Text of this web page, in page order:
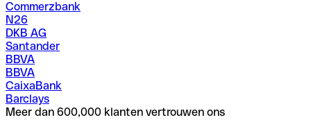
Commerzbank
N26
DKB AG
Santander
BBVA
BBVA
CaixaBank
Barclays
Meer dan 600,000 klanten vertrouwen ons